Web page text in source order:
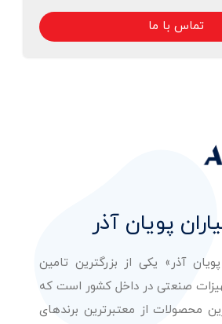
تماس با ما
پویان آذر
آذر» یکی از بزرگترین تامین
صنعتی در داخل کشور است که
محصولات از معتبرترین برندهای